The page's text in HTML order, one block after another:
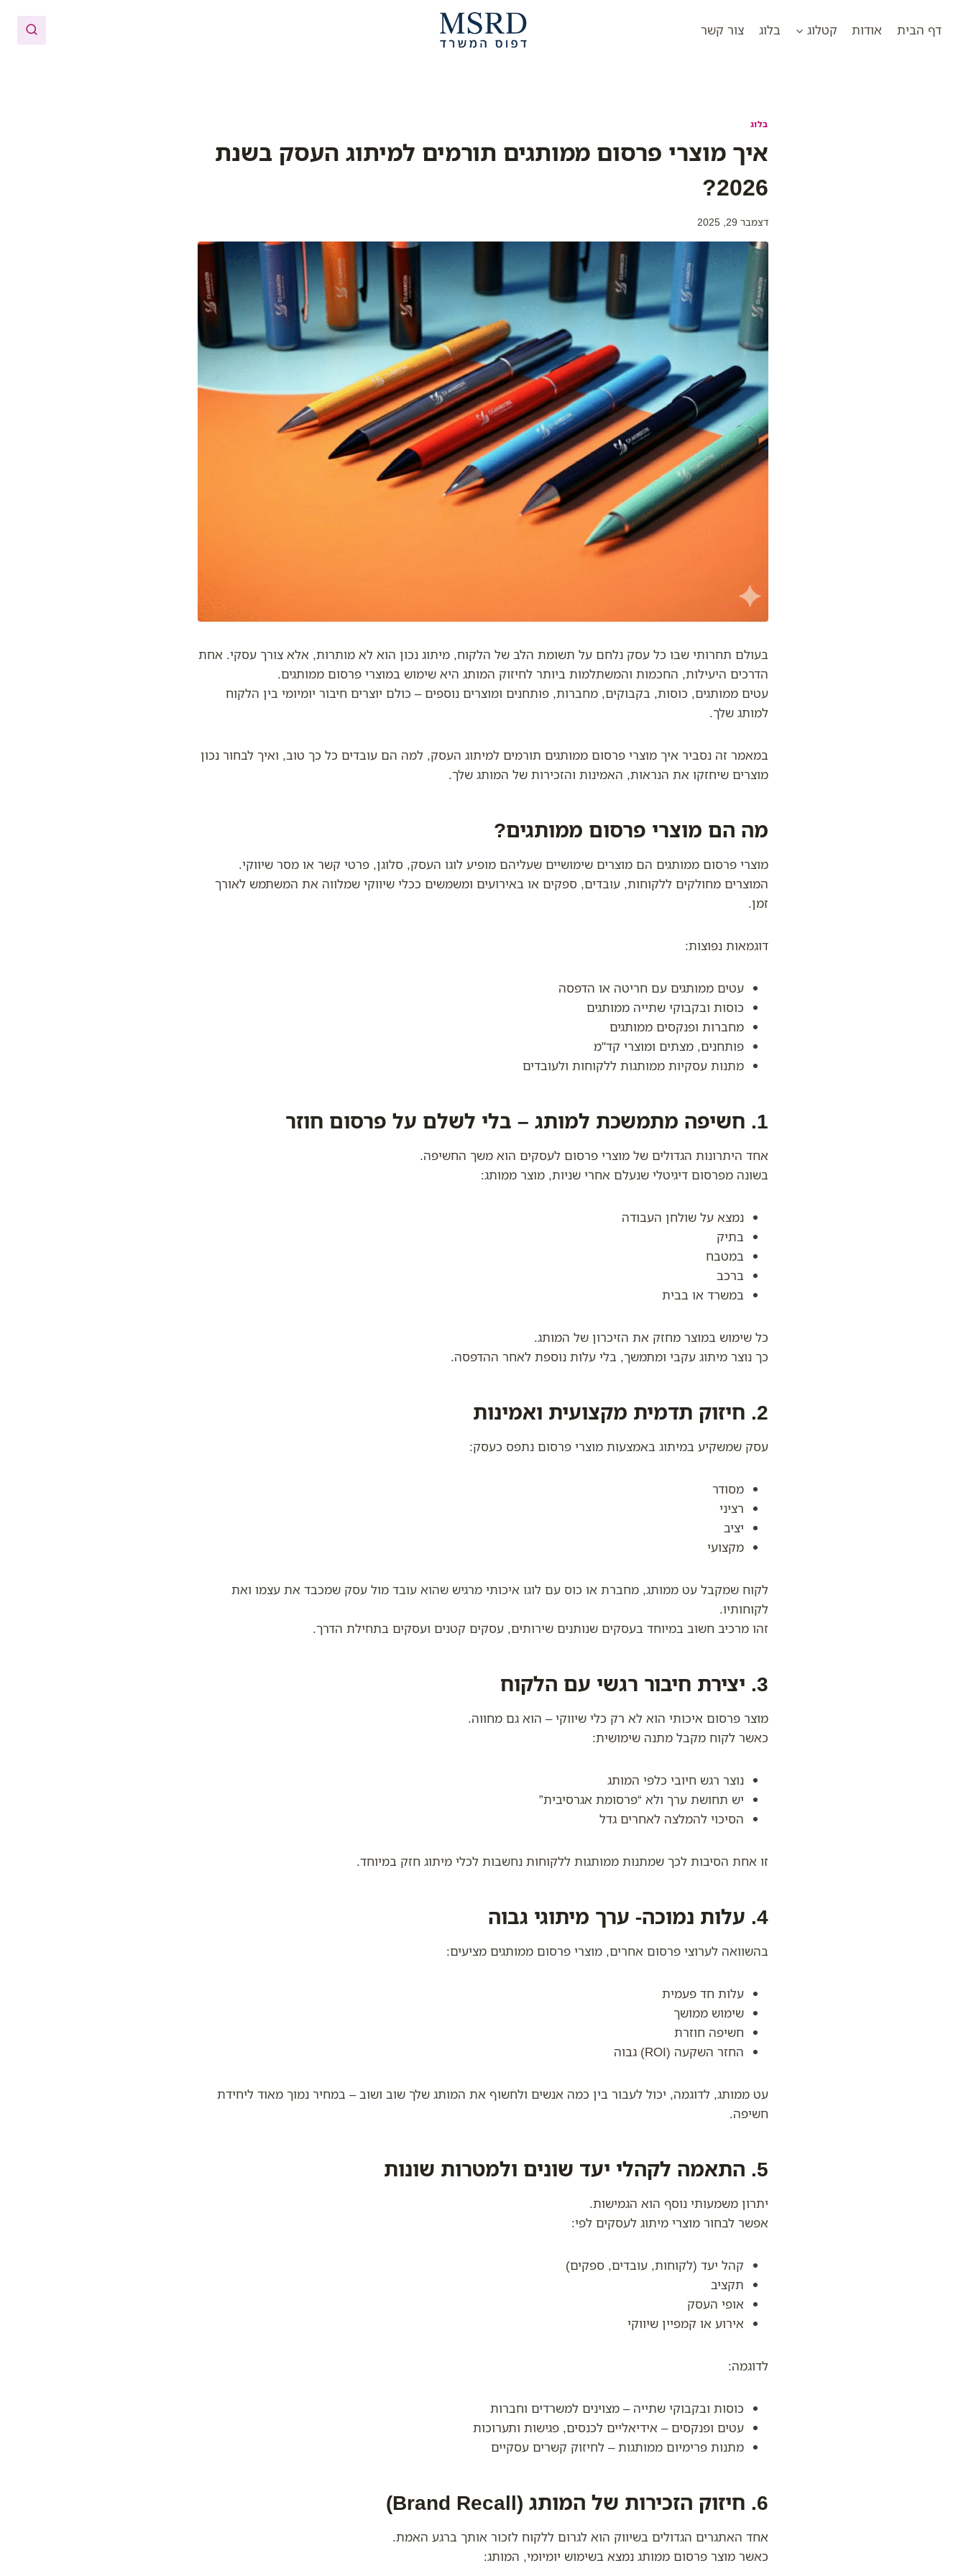
דף הבית אודות קטלוג בלוג צור קשר
בלוג
איך מוצרי פרסום ממותגים תורמים למיתוג העסק בשנת
2026?
דצמבר 29, 2025
בעולם תחרותי שבו כל עסק נלחם על תשומת הלב של הלקוח, מיתוג נכון הוא לא מותרות, אלא צורך עסקי. אחת
הדרכים היעילות, החכמות והמשתלמות ביותר לחיזוק המותג היא שימוש במוצרי פרסום ממותגים.
עטים ממותגים, כוסות, בקבוקים, מחברות, פותחנים ומוצרים נוספים – כולם יוצרים חיבור יומיומי בין הלקוח
למותג שלך.
במאמר זה נסביר איך מוצרי פרסום ממותגים תורמים למיתוג העסק, למה הם עובדים כל כך טוב, ואיך לבחור נכון
מוצרים שיחזקו את הנראות, האמינות והזכירות של המותג שלך.
מה הם מוצרי פרסום ממותגים?
מוצרי פרסום ממותגים הם מוצרים שימושיים שעליהם מופיע לוגו העסק, סלוגן, פרטי קשר או מסר שיווקי.
המוצרים מחולקים ללקוחות, עובדים, ספקים או באירועים ומשמשים ככלי שיווקי שמלווה את המשתמש לאורך
זמן.
דוגמאות נפוצות:
עטים ממותגים עם חריטה או הדפסה
כוסות ובקבוקי שתייה ממותגים
מחברות ופנקסים ממותגים
פותחנים, מצתים ומוצרי קד"מ
מתנות עסקיות ממותגות ללקוחות ולעובדים
1. חשיפה מתמשכת למותג – בלי לשלם על פרסום חוזר
אחד היתרונות הגדולים של מוצרי פרסום לעסקים הוא משך החשיפה.
בשונה מפרסום דיגיטלי שנעלם אחרי שניות, מוצר ממותג:
נמצא על שולחן העבודה
בתיק
במטבח
ברכב
במשרד או בבית
כל שימוש במוצר מחזק את הזיכרון של המותג.
כך נוצר מיתוג עקבי ומתמשך, בלי עלות נוספת לאחר ההדפסה.
2. חיזוק תדמית מקצועית ואמינות
עסק שמשקיע במיתוג באמצעות מוצרי פרסום נתפס כעסק:
מסודר
רציני
יציב
מקצועי
לקוח שמקבל עט ממותג, מחברת או כוס עם לוגו איכותי מרגיש שהוא עובד מול עסק שמכבד את עצמו ואת
לקוחותיו.
זהו מרכיב חשוב במיוחד בעסקים שנותנים שירותים, עסקים קטנים ועסקים בתחילת הדרך.
3. יצירת חיבור רגשי עם הלקוח
מוצר פרסום איכותי הוא לא רק כלי שיווקי – הוא גם מחווה.
כאשר לקוח מקבל מתנה שימושית:
נוצר רגש חיובי כלפי המותג
יש תחושת ערך ולא “פרסומת אגרסיבית”
הסיכוי להמלצה לאחרים גדל
זו אחת הסיבות לכך שמתנות ממותגות ללקוחות נחשבות לכלי מיתוג חזק במיוחד.
4. עלות נמוכה- ערך מיתוגי גבוה
בהשוואה לערוצי פרסום אחרים, מוצרי פרסום ממותגים מציעים:
עלות חד פעמית
שימוש ממושך
חשיפה חוזרת
החזר השקעה (ROI) גבוה
עט ממותג, לדוגמה, יכול לעבור בין כמה אנשים ולחשוף את המותג שלך שוב ושוב – במחיר נמוך מאוד ליחידת
חשיפה.
5. התאמה לקהלי יעד שונים ולמטרות שונות
יתרון משמעותי נוסף הוא הגמישות.
אפשר לבחור מוצרי מיתוג לעסקים לפי:
קהל יעד (לקוחות, עובדים, ספקים)
תקציב
אופי העסק
אירוע או קמפיין שיווקי
לדוגמה:
כוסות ובקבוקי שתייה – מצוינים למשרדים וחברות
עטים ופנקסים – אידיאליים לכנסים, פגישות ותערוכות
מתנות פרימיום ממותגות – לחיזוק קשרים עסקיים
6. חיזוק הזכירות של המותג (Brand Recall)
אחד האתגרים הגדולים בשיווק הוא לגרום ללקוח לזכור אותך ברגע האמת.
כאשר מוצר פרסום ממותג נמצא בשימוש יומיומי, המותג: